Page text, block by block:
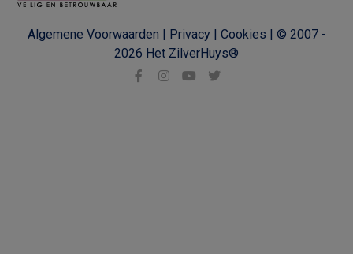
Algemene Voorwaarden Privacy| Cookies
© 2007 -
2026 Het ZilverHuys®